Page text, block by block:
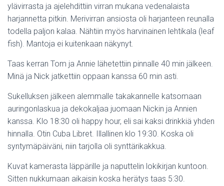
ylävirrasta ja ajelehdittiin virran mukana vedenalaista
harjannetta pitkin. Merivirran ansiosta oli harjanteen reunalla
todella paljon kalaa. Nähtiin myös harvinainen lehtikala (leaf
fish). Mantoja ei kuitenkaan näkynyt.
Taas kerran Tom ja Annie lähetettiin pinnalle 40 min jälkeen.
Minä ja Nick jatkettiin oppaan kanssa 60 min asti.
Sukelluksen jälkeen alemmalle takakannelle katsomaan
auringonlaskua ja dekokaljaa juomaan Nickin ja Annien
kanssa. Klo 18:30 oli happy hour, eli sai kaksi drinkkiä yhden
hinnalla. Otin Cuba Libret. Illallinen klo 19:30. Koska oli
syntymäpäiväni, niin tarjolla oli synttärikakkua.
Kuvat kamerasta läppärille ja naputtelin lokikirjan kuntoon.
Sitten nukkumaan aikaisin koska herätys taas 5:30.